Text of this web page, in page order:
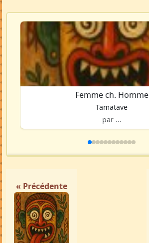
Femme ch. Homme
Tamatave
par ...
« Précédente